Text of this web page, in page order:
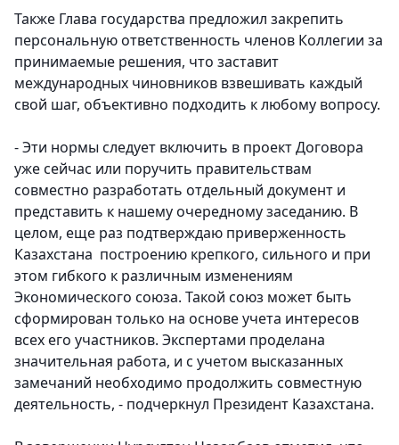
Также Глава государства предложил закрепить
персональную ответственность членов Коллегии за
принимаемые решения, что заставит
международных чиновников взвешивать каждый
свой шаг, объективно подходить к любому вопросу.
- Эти нормы следует включить в проект Договора
уже сейчас или поручить правительствам
совместно разработать отдельный документ и
представить к нашему очередному заседанию. В
целом, еще раз подтверждаю приверженность
Казахстана построению крепкого, сильного и при
этом гибкого к различным изменениям
Экономического союза. Такой союз может быть
сформирован только на основе учета интересов
всех его участников. Экспертами проделана
значительная работа, и с учетом высказанных
замечаний необходимо продолжить совместную
деятельность, - подчеркнул Президент Казахстана.